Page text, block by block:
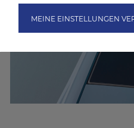
MEINE EINSTELLUNGEN